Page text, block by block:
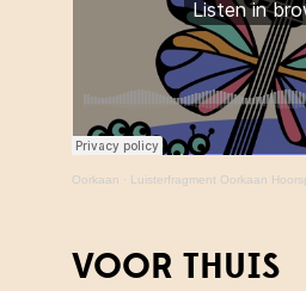
Oorkaan · Luisterfragment Oorkaan
VOOR THUIS